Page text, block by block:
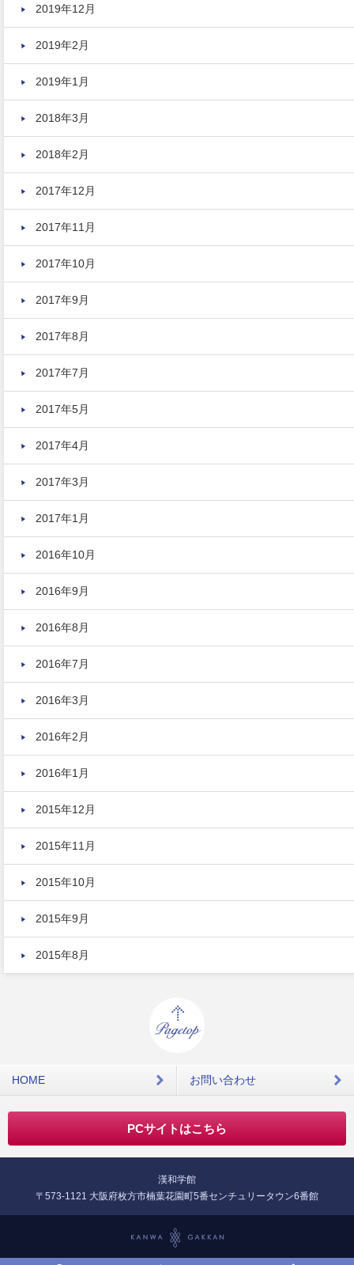
2019年12月
2019年2月
2019年1月
2018年3月
2018年2月
2017年12月
2017年11月
2017年10月
2017年9月
2017年8月
2017年7月
2017年5月
2017年4月
2017年3月
2017年1月
2016年10月
2016年9月
2016年8月
2016年7月
2016年3月
2016年2月
2016年1月
2015年12月
2015年11月
2015年10月
2015年9月
2015年8月
HOME お問い合わせ
PCサイトはこちら
漢和学館
〒573-1121 大阪府枚方市楠葉花園町5番センチュリータウン6番館